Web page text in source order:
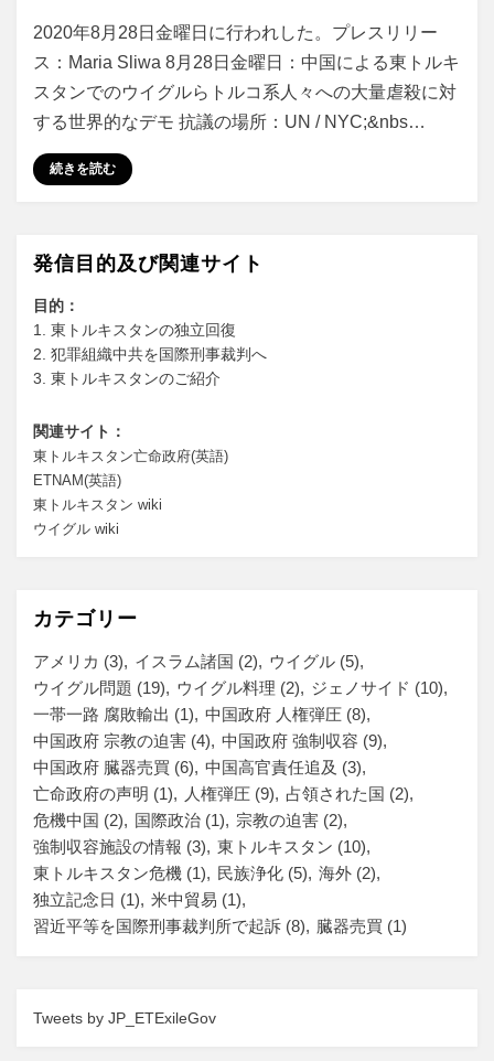
2020年8月28日金曜日に行われした。プレスリリー
ス：Maria Sliwa 8月28日金曜日：中国による東トルキ
スタンでのウイグルらトルコ系人々への大量虐殺に対
する世界的なデモ 抗議の場所：UN / NYC;&nbs…
続きを読む
発信目的及び関連サイト
目的：
1. 東トルキスタンの独立回復
2. 犯罪組織中共を国際刑事裁判へ
3. 東トルキスタンのご紹介
関連サイト：
東トルキスタン亡命政府(英語)
ETNAM(英語)
東トルキスタン wiki
ウイグル wiki
カテゴリー
アメリカ (3) イスラム諸国 (2) ウイグル (5)
ウイグル問題 (19) ウイグル料理 (2) ジェノサイド (10)
一帯一路 腐敗輸出 (1) 中国政府 人権弾圧 (8)
中国政府 宗教の迫害 (4) 中国政府 強制収容 (9)
中国政府 臓器売買 (6) 中国高官責任追及 (3)
亡命政府の声明 (1) 人権弾圧 (9) 占領された国 (2)
危機中国 (2) 国際政治 (1) 宗教の迫害 (2)
強制収容施設の情報 (3) 東トルキスタン (10)
東トルキスタン危機 (1) 民族浄化 (5) 海外 (2)
独立記念日 (1) 米中貿易 (1)
習近平等を国際刑事裁判所で起訴 (8) 臓器売買 (1)
Tweets by JP_ETExileGov